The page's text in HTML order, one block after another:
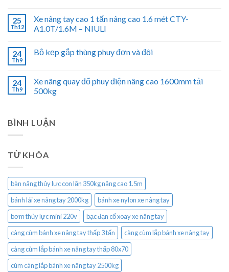
25
Th12
Xe nâng tay cao 1 tấn nâng cao 1.6 mét CTY-
A1.0T/1.6M – NIULI
24
Th9
Bộ kẹp gắp thùng phuy đơn và đôi
24
Th9
Xe nâng quay đổ phuy điện nâng cao 1600mm tải
500kg
BÌNH LUẬN
TỪ KHÓA
bàn nâng thủy lực con lăn 350kg nâng cao 1.5m
bánh lái xe nâng tay 2000kg
bánh xe nylon xe nâng tay
bơm thủy lực mini 220v
bạc đạn cổ xoay xe nâng tay
càng cùm bánh xe nâng tay thấp 3 tấn
càng cùm lắp bánh xe nâng tay
càng cùm lắp bánh xe nâng tay thấp 80x70
cùm càng lắp bánh xe nâng tay 2500kg